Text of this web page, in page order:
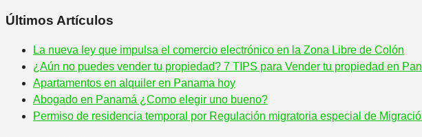
Últimos Artículos
La nueva ley que impulsa el comercio electrónico en la Zona Libre de Colón
¿Aún no puedes vender tu propiedad? 7 TIPS para Vender tu propiedad en
Apartamentos en alquiler en Panama hoy
Abogado en Panamá ¿Como elegir uno bueno?
Permiso de residencia temporal por Regulación migratoria especial de